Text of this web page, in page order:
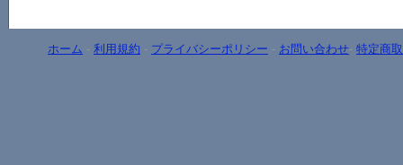
ホーム - 利用規約 - プライバシーポリシー - お問い合わせ- 特定商